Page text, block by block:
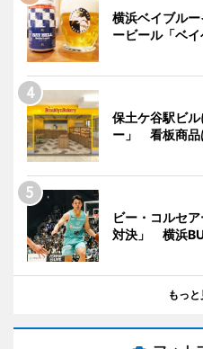
横浜ベイブル
ービール「ベイ
保土ケ谷駅ビ
ー」 看板商品
ビー・コルセ
対決」 横浜
もっと